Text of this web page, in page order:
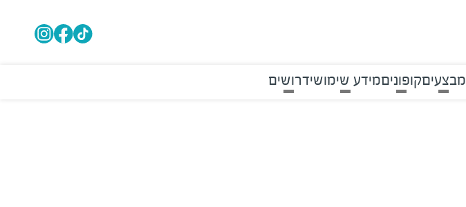
מבצעיםקופוניםמידע שימושידרושים